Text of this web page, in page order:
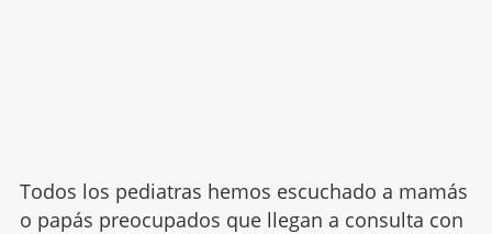
Todos los pediatras hemos escuchado a mamás
o papás preocupados que llegan a consulta con